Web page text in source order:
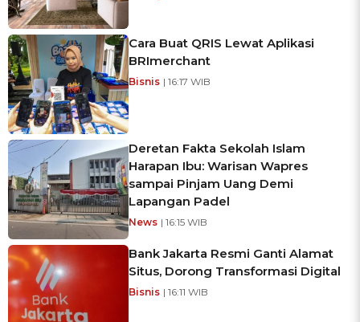
Cara Buat QRIS Lewat Aplikasi
BRImerchant
Bisnis | 16:17 WIB
Deretan Fakta Sekolah Islam
Harapan Ibu: Warisan Wapres
sampai Pinjam Uang Demi
Lapangan Padel
News | 16:15 WIB
Bank Jakarta Resmi Ganti Alamat
Situs, Dorong Transformasi Digital
Bisnis | 16:11 WIB